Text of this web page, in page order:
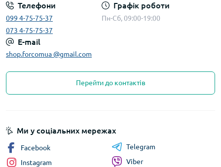
Телефони
099 4-75-75-37
073 4-75-75-37
Графік роботи
Пн-Сб, 09:00-19:00
E-mail
shop.forcomua @gmail.com
Перейти до контактів
Ми у соціальних мережах
Facebook
Instagram
Telegram
Viber